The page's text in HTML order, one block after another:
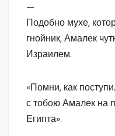
—
Подобно мухе,
гнойник, Амалек
Израилем.
«Помни, как
с тобою Амалек на
Египта».